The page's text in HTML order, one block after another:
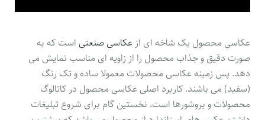
عکاسی محصول یک شاخه ای از عکاسی صنعتی است که به
صورت دقیق و جذاب محصول را از زاویه ای مناسب نمایش می
دهد. پس زمینه عکاسی محصولات معمولا ساده و تک رنگ
(سفید) می باشند. کاربرد اصلی عکاسی محصول در کاتالوگ
محصولات و بروشورها است، نخستین گام برای شروع تبلیغات